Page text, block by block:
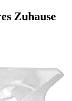
Zuhause